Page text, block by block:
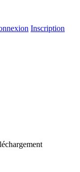
Inscription